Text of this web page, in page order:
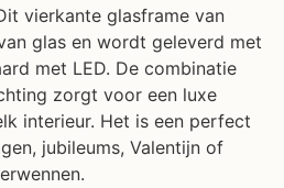
vierkante glasframe van
glas en wordt geleverd met
met LED. De combinatie
zorgt voor een luxe
interieur. Het is een perfect
jubileums, Valentijn of